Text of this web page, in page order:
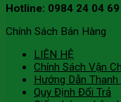
Hotline: 0984 24 04
Chính Sách Bán Hàng
LIÊN HỆ
Chính Sách Vận
Hướng Dẫn Thanh
Quy Định Đổi Trả